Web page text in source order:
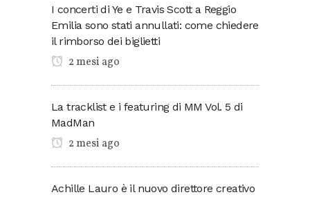
I concerti di Ye e Travis Scott a Reggio
Emilia sono stati annullati: come chiedere
il rimborso dei biglietti
2 mesi ago
La tracklist e i featuring di MM Vol. 5 di
MadMan
2 mesi ago
Achille Lauro è il nuovo direttore creativo